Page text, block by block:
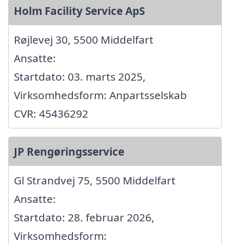
Holm Facility Service ApS
Røjlevej 30, 5500 Middelfart
Ansatte:
Startdato: 03. marts 2025,
Virksomhedsform: Anpartsselskab
CVR: 45436292
JP Rengøringsservice
Gl Strandvej 75, 5500 Middelfart
Ansatte:
Startdato: 28. februar 2026,
Virksomhedsform: